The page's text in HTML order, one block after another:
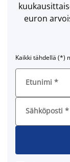
euron
Kaikki tähdellä (*)
Etunimi *
Sähköposti *